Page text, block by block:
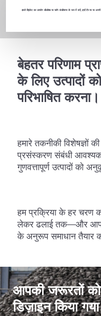
हमारे ब्रिकेट का उपयोग डीऑक्स या स्लैग कंडीशनर के रूप में करें, इन्हें टैप पर या अपनी
बेहतर परिणाम
के लिए उत्पादों को
परिभाषित करना।
हमारे तकनीकी विशेषज्ञों
प्रसंस्करण संबंधी
गुणवत्तापूर्ण उत्पादों को
हम प्रक्रिया के हर
लेकर ढलाई तक—और
के अनुरूप समाधान तैयार
आपकी जरूरतों
डिज़ाइन किया